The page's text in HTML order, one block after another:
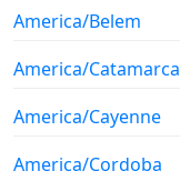
America/Belem
America/Catamarca
America/Cayenne
America/Cordoba